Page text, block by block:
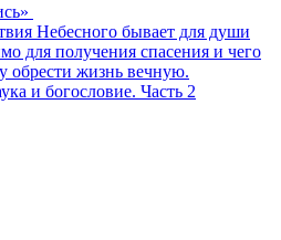
Небесного бывает для души
для получения спасения и чего
обрести жизнь вечную.
и богословие. Часть 2